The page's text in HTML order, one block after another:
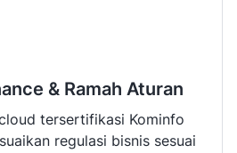
& Ramah Aturan
tersertifikasi Kominfo
regulasi bisnis sesuai